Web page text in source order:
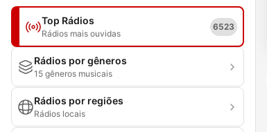
Top Rádios
Rádios mais ouvidas
6523
Rádios por gêneros
15 gêneros musicais
Rádios por regiões
Rádios locais